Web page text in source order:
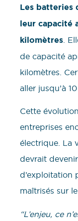
Les batteries
leur capacité
kilomètres .
de capacité
kilomètres.
aller jusqu’à
Cette
entreprises
électrique. La
devrait
d’exploitation
maîtrisés sur
“L’enjeu, ce